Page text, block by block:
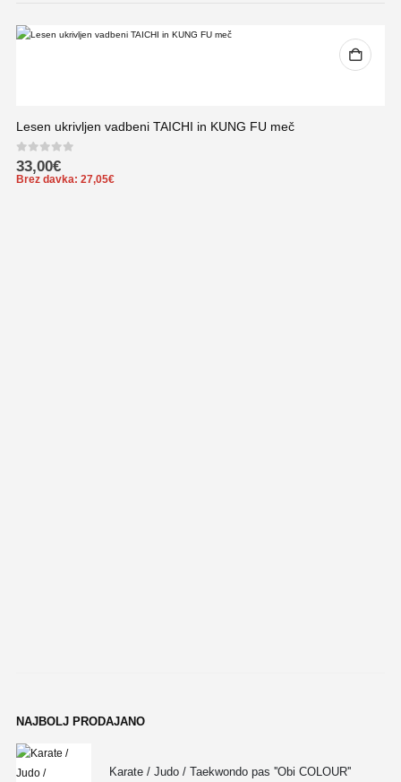
Lesen ukrivljen vadbeni TAICHI in KUNG FU meč
0out of 5
33,00€
Brez davka: 27,05€
NAJBOLJ PRODAJANO
Karate / Judo / Taekwondo pas ''Obi COLOUR''